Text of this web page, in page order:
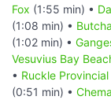
Fox (1:55 min) •
(1:08 min) •
(1:02 min) •
Vesuvius Bay
• Ruckle Provincial
(0:51 min) •